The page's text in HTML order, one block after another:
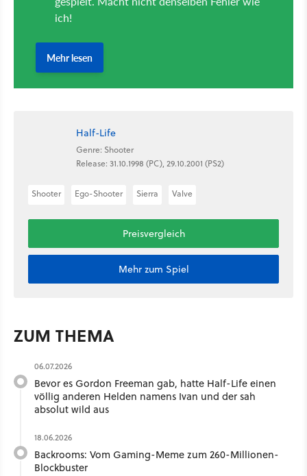
Half-Life
Genre: Shooter
Release: 31.10.1998 (PC), 29.10.2001 (PS2)
Shooter Ego-Shooter Sierra Valve
Preisvergleich
Mehr zum Spiel
ZUM THEMA
06.07.2026
Bevor es Gordon Freeman gab, hatte Half-Life einen
völlig anderen Helden namens Ivan und der sah
absolut wild aus
18.06.2026
Backrooms: Vom Gaming-Meme zum 260-Millionen-
Blockbuster